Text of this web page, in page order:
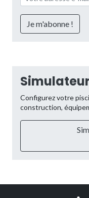
Configurez votre
construction,